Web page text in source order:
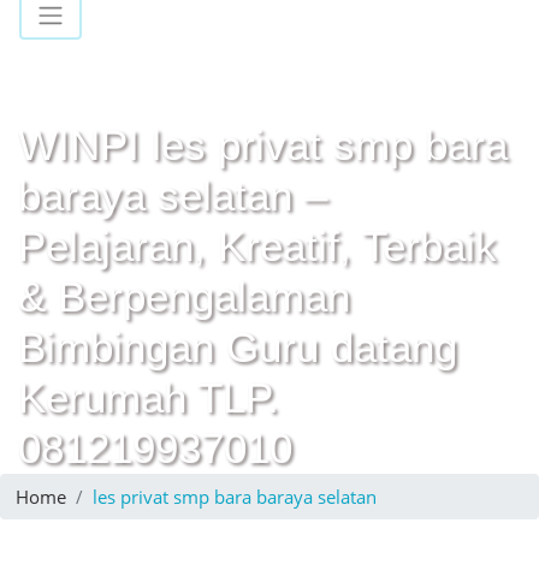
WINPI les privat smp bara
baraya selatan –
Pelajaran, Kreatif, Terbaik
& Berpengalaman
Bimbingan Guru datang
Kerumah TLP.
081219937010
Home les privat smp bara baraya selatan